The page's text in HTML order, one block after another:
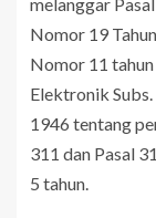
Nomor 19
Nomor 11
Elektronik
1946 tentang
311 dan Pasal
5 tahun.